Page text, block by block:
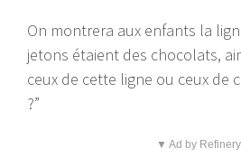
On montrera aux enfants la
jetons étaient des chocolats,
ceux de cette ligne ou ceux de
?”
▼ Ad by